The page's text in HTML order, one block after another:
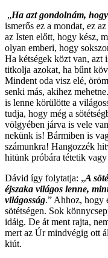
„Ha azt gondolnám,
ismerős ez a mondat, ez
az Isten előtt, hogy kész,
olyan emberi, hogy
Ha kétségek közt van, azt
titkolja azokat, ha bűnt
Mindent oda visz elé,
senki más, akihez
is lenne körülötte a
tudja, hogy még a
völgyében járva is vele
nekünk is! Bármiben is
számunkra! Hangozzék
hitünk próbára tétetik
Dávid így folytatja: „A
éjszaka világos lenne,
világosság.” Ahhoz, hogy
sötétségen. Sok
idáig. De át ment rajta,
mert az Úr mindvégig ott
kiút.